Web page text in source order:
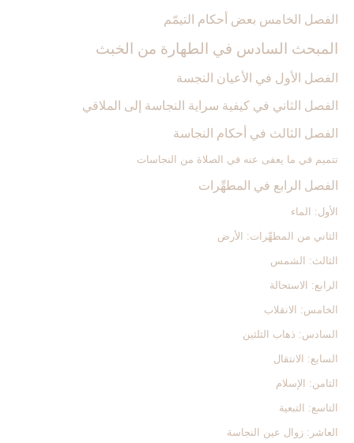
الفصل الخامس بعض أحكام التيمّم‏
المبحث السادس في الطهارة من الخبث‏
الفصل الأول في الأعيان النجسة
الفصل الثاني في كيفية سراية النجاسة إلى الملاقي
الفصل الثالث في أحكام النجاسة
تتميم في ما يعفى‏ عنه في الصلاة من النجاسات
الفصل الرابع في المطهِّرات
الأول: الماء
الثاني من المطهِّرات: الأرض
الثالث: الشمس‏
الرابع: الاستحالة
الخامس: الانقلاب
السادس: ذهاب الثلثين‏
السابع: الانتقال
الثامن: الإسلام
التاسع: التبعية
العاشر: زوال عين النجاسة